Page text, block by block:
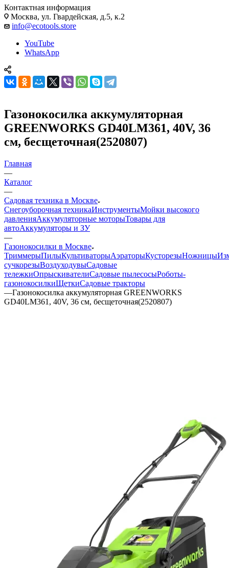
Контактная информация
Москва, ул. Гвардейская, д.5, к.2
info@ecotools.store
YouTube
WhatsApp
Газонокосилка аккумуляторная
GREENWORKS GD40LM361, 40V, 36
см, бесщеточная(2520807)
Главная
—
Каталог
—
Садовая техника в Москве
Снегоуборочная техникаИнструментыМойки высокого
давленияАккумуляторные моторыТовары для
автоАккумуляторы и ЗУ
—
Газонокосилки в Москве
ТриммерыПилыКультиваторыАэраторыКусторезыНожницы
сучкорезыВоздуходувыСадовые
тележкиОпрыскивателиСадовые пылесосыРоботы-
газонокосилкиЩеткиСадовые тракторы
—Газонокосилка аккумуляторная GREENWORKS
GD40LM361, 40V, 36 см, бесщеточная(2520807)